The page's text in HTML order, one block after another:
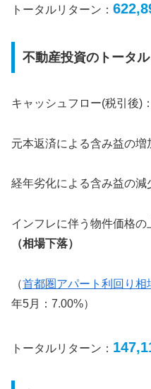
トータルリターン：
不動産投資のトータ
キャッシュフロー(税引後)：
元本返済による含み益の増
経年劣化による含み益の減
インフレに伴う物件価格
（相場下落）
（首都圏アパート利回り相
年5月：7.00%）
トータルリターン：